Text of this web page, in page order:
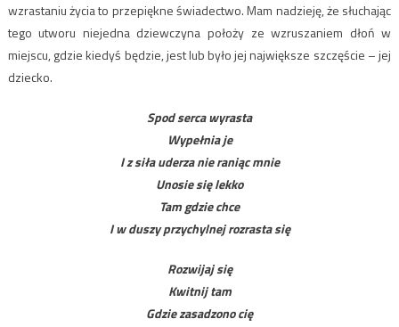
wzrastaniu życia to przepiękne świadectwo. Mam nadzieję, że słuchając
tego utworu niejedna dziewczyna położy ze wzruszaniem dłoń w
miejscu, gdzie kiedyś będzie, jest lub było jej największe szczęście – jej
dziecko.
Spod serca wyrasta
Wypełnia je
I z siła uderza nie raniąc mnie
Unosie się lekko
Tam gdzie chce
I w duszy przychylnej rozrasta się
Rozwijaj się
Kwitnij tam
Gdzie zasadzono cię